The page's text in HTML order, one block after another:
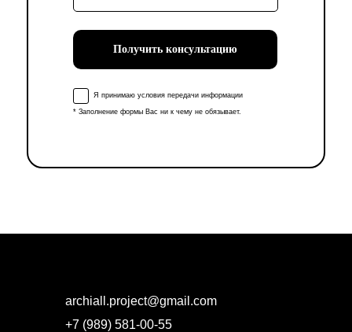
Получить консультацию
Я принимаю условия передачи информации
* Заполнение формы Вас ни к чему не обязывает.
archiall.project@gmail.com
+7 (989) 581-00-55